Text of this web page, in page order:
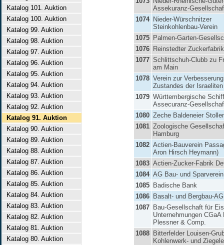
Katalog 101. Auktion
Katalog 100. Auktion
Katalog 99. Auktion
Katalog 98. Auktion
Katalog 97. Auktion
Katalog 96. Auktion
Katalog 95. Auktion
Katalog 94. Auktion
Katalog 93. Auktion
Katalog 92. Auktion
Katalog 91. Auktion
Katalog 90. Auktion
Katalog 89. Auktion
Katalog 88. Auktion
Katalog 87. Auktion
Katalog 86. Auktion
Katalog 85. Auktion
Katalog 84. Auktion
Katalog 83. Auktion
Katalog 82. Auktion
Katalog 81. Auktion
Katalog 80. Auktion
Assekuranz-
1074 Nieder-Würschnitzer
Steinkohlenbau-Verein
1075 Palmen-Garten-
1076 Reinstedter Zuckerfabrik
1077 Schlittschuh-Clubb zu
am Main
1078 Verein zur
Zustandes der Israeliten
1079 Württembergische
Assecuranz-
1080 Zeche Baldeneier
1081 Zoologische
Hamburg
1082 Actien-Bauverein
Aron Hirsch Heymann)
1083 Actien-Zucker-Fabrik
1084 AG Bau- und Sparverein
1085 Badische Bank
1086 Basalt- und Bergbau-AG
1087 Bau-Gesellschaft für
Unternehmungen CGaA
Plessner & Comp.
1088 Bitterfelder Louisen-
Kohlenwerk- und